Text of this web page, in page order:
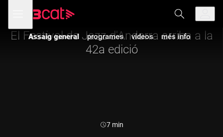
navegació
principal
menú
de
Assaig general programes vídeos més info
El Festival de Jazz d'Andorra arriba a la
42a edició
Durada:
7 min